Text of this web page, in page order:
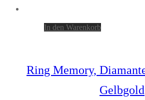
In den Warenkorb
Ring Memory,
Gelbgold